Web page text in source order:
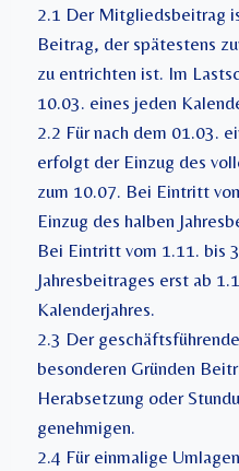
2.1 Der Mitgliedsbeitrag
Beitrag, der spätestens
zu entrichten ist. Im
10.03. eines jeden
2.2 Für nach dem 01.03.
erfolgt der Einzug des
zum 10.07. Bei Eintritt
Einzug des halben
Bei Eintritt vom 1.11. bis
Jahresbeitrages erst ab
Kalenderjahres.
2.3 Der
besonderen Gründen
Herabsetzung oder
genehmigen.
2.4 Für einmalige